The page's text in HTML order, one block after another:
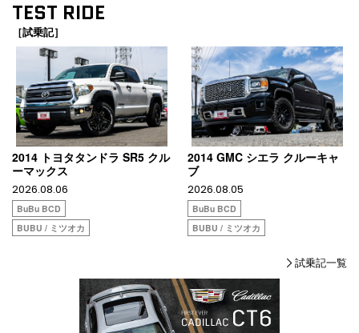
TEST RIDE
［試乗記］
2014 トヨタタンドラ SR5 クル
ーマックス
2026.08.06
BuBu BCD
BUBU / ミツオカ
2014 GMC シエラ クルーキャ
ブ
2026.08.05
BuBu BCD
BUBU / ミツオカ
試乗記一覧